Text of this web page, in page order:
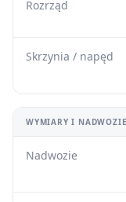
Rozrząd
Skrzynia / napęd
WYMIARY I NADWOZIE
Nadwozie